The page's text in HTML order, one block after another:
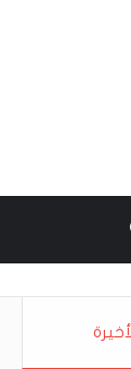
Google
بحث عن